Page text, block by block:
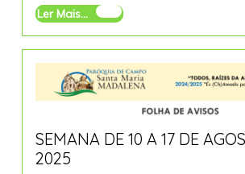
Ler Mais... Ler
SEMANA DE 10 A 17 DE
2025